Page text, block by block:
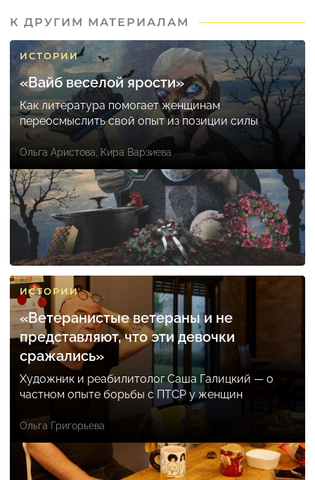
К ДРУГИМ МАТЕРИАЛАМ
ИСТОРИИ
«Вайб веселой ярости»
Как литература помогает женщинам
переосмыслить свой опыт из позиции силы
Ольга Аристова Кира Варзиева
ИСТОРИИ
«Ветеранистые ветераны и не
представляют, что эти девочки
сражались»
Художник и реабилитолог Саша Галицкий — о
частном опыте борьбы с ПТСР у женщин
Ольга Григорьева